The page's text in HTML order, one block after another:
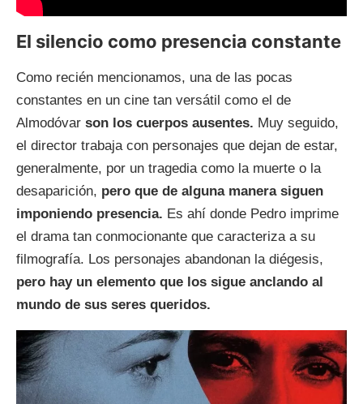
El silencio como presencia constante
Como recién mencionamos, una de las pocas
constantes en un cine tan versátil como el de
Almodóvar son los cuerpos ausentes. Muy seguido,
el director trabaja con personajes que dejan de estar,
generalmente, por un tragedia como la muerte o la
desaparición, pero que de alguna manera siguen
imponiendo presencia. Es ahí donde Pedro imprime
el drama tan conmocionante que caracteriza a su
filmografía. Los personajes abandonan la diégesis,
pero hay un elemento que los sigue anclando al
mundo de sus seres queridos.